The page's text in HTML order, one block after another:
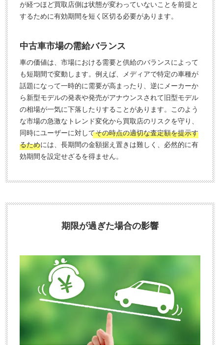
が経つほど買取店側は状態が変わっていないことを前提と
するために有効期間を短く区切る必要があります。
中古車市場の需給バランス
車の価値は、市場における需要と供給のバランスによって
も短期間で変動します。例えば、メディアで特定の車種が
話題になって一時的に需要が高まったり、逆にメーカーか
ら新型モデルの発表や発売がアナウンスされて旧型モデル
の相場が一気に下落したりすることがあります。このよう
な市場の急激なトレンド変化から買取店のリスクを守り、
同時にユーザーに対してその時点の適切な査定額を提示す
るためには、長期間の金額据え置きは難しく、必然的に有
効期間を設定せざるを得ません。
期限が過ぎた場合の影響